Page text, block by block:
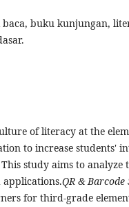
baca, buku kunjungan,
of literacy at the
to increase students'
study aims to analyze
QR & Barcode
for third-grade